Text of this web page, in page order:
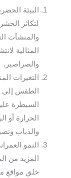
البيئة
لتكاثر
والمنشآت
المثالية
والصراصير.
التغيرات
الطقس إلى
السيطرة
الحرارة أو
والذباب
النمو
المزيد من
خلق مواقع